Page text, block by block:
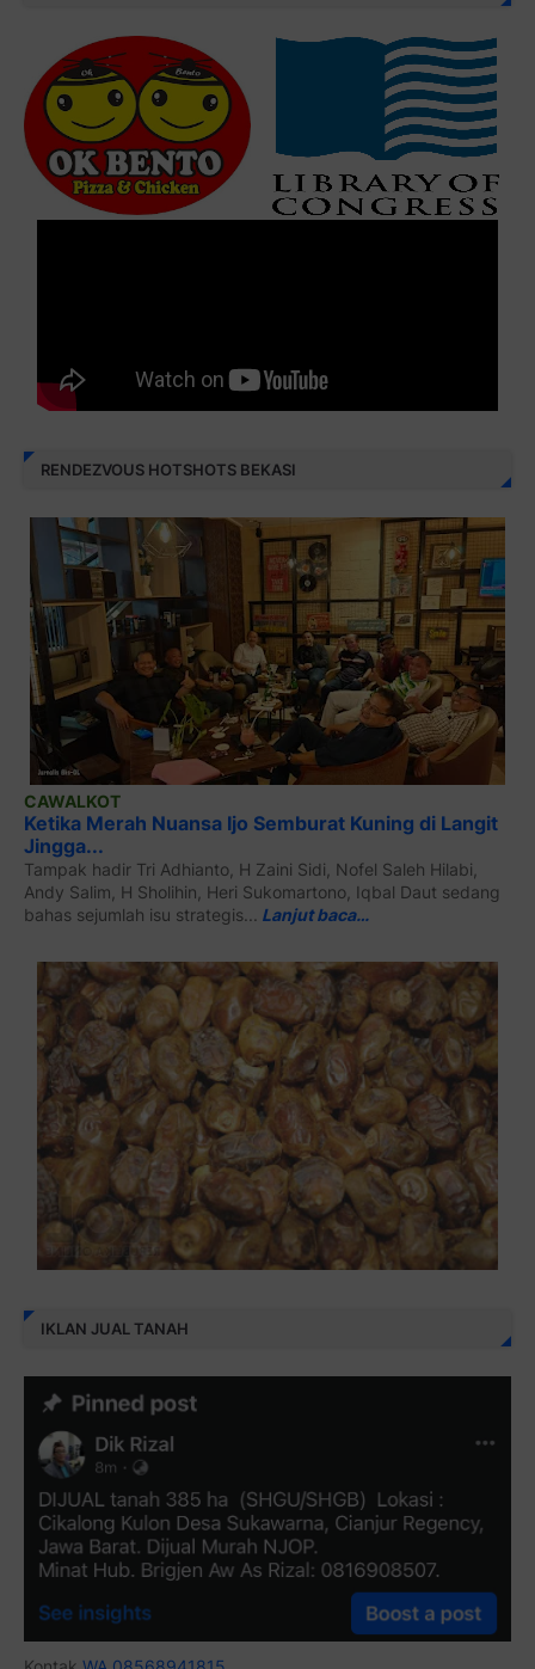
RENDEZVOUS HOTSHOTS BEKASI
CAWALKOT
Ketika Merah Nuansa Ijo Semburat Kuning di Langit
Jingga...
Tampak hadir Tri Adhianto, H Zaini Sidi, Nofel Saleh Hilabi,
Andy Salim, H Sholihin, Heri Sukomartono, Iqbal Daut sedang
bahas sejumlah isu strategis...
Lanjut baca…
IKLAN JUAL TANAH